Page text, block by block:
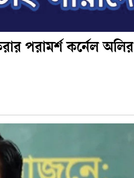
পরামর্শ কর্নেল অলির